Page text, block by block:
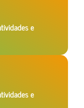
e
e